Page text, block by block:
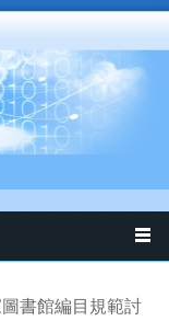
書館編目規範討